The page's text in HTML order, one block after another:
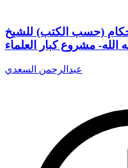
(حسب الكتب) للشيخ
مشروع كبار العلماء
عبدالرحمن السعدي